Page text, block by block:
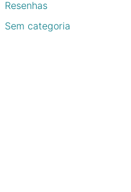
Resenhas
Sem categoria